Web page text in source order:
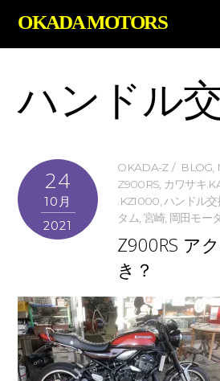
OKADA MOTORS
ハンドル
24
10月
2021
OKADA-Z BLOG,
Z900RS, カワサキ
.KZ1000,ハンドル交
タム, 宮崎, 岡田モー
Z900RS ア
き？